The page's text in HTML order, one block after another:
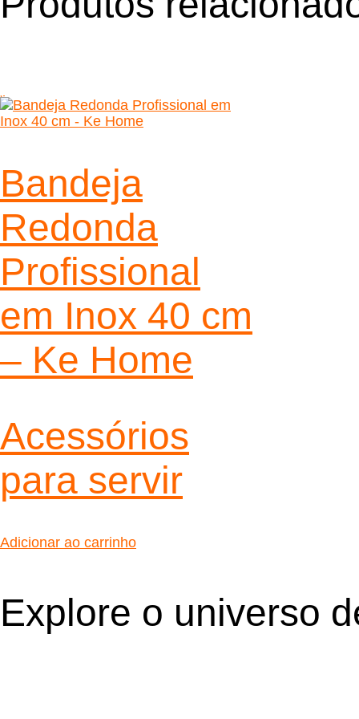
Bandeja
Redonda
Profissional
em Inox 40 cm
– Ke Home
Acessórios
para servir
Adicionar ao carrinho
Explore o universo